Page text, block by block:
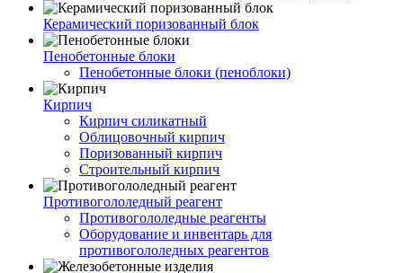
Керамический поризованный блок
Пенобетонные блоки
Пенобетонные блоки (пеноблоки)
Кирпич
Кирпич силикатный
Облицовочный кирпич
Поризованный кирпич
Строительный кирпич
Противогололедный реагент
Противогололедные реагенты
Оборудование и инвентарь для
противогололедных реагентов